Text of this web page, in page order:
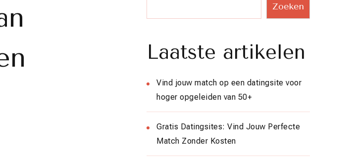
Zoeken
Laatste artikelen
Vind jouw match op een datingsite voor
hoger opgeleiden van 50+
Gratis Datingsites: Vind Jouw Perfecte
Match Zonder Kosten